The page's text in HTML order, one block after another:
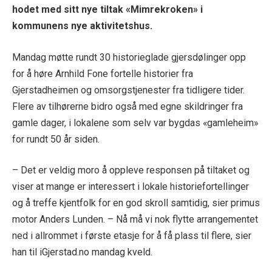
hodet med sitt nye tiltak «Mimrekroken» i
kommunens nye aktivitetshus.
Mandag møtte rundt 30 historieglade gjersdølinger opp
for å høre Arnhild Fone fortelle historier fra
Gjerstadheimen og omsorgstjenester fra tidligere tider.
Flere av tilhørerne bidro også med egne skildringer fra
gamle dager, i lokalene som selv var bygdas «gamleheim»
for rundt 50 år siden.
– Det er veldig moro å oppleve responsen på tiltaket og
viser at mange er interessert i lokale historiefortellinger
og å treffe kjentfolk for en god skroll samtidig, sier primus
motor Anders Lunden. – Nå må vi nok flytte arrangementet
ned i allrommet i første etasje for å få plass til flere, sier
han til iGjerstad.no mandag kveld.